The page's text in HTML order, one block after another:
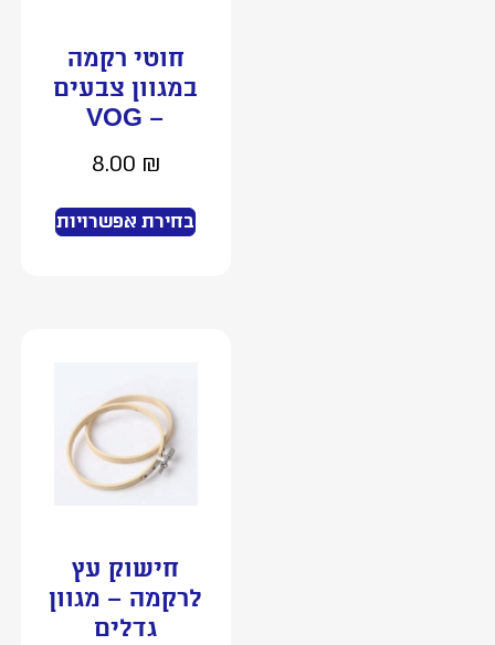
חוטי רקמה
במגוון צבעים
– VOG
8.00₪
בחירת אפשרויות
חישוק עץ
לרקמה – מגוון
גדלים